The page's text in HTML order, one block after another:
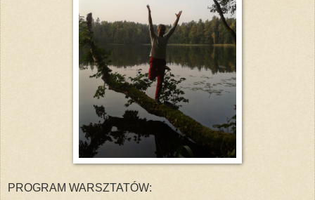
PROGRAM WARSZTATÓW: